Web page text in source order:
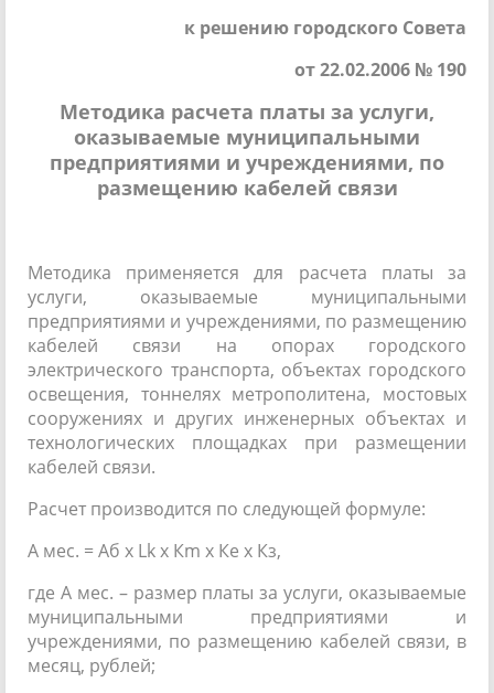
к решению городского Совета
от 22.02.2006 № 190
Методика расчета платы за услуги,
оказываемые муниципальными
предприятиями и учреждениями, по
размещению кабелей связи
Методика применяется для расчета платы за
услуги, оказываемые муниципальными
предприятиями и учреждениями, по размещению
кабелей связи на опорах городского
электрического транспорта, объектах городского
освещения, тоннелях метрополитена, мостовых
сооружениях и других инженерных объектах и
технологических площадках при размещении
кабелей связи.
Расчет производится по следующей формуле:
А мес. = Аб х Lk х Кm х Ке х Кз,
где А мес. – размер платы за услуги, оказываемые
муниципальными предприятиями и
учреждениями, по размещению кабелей связи, в
месяц, рублей;